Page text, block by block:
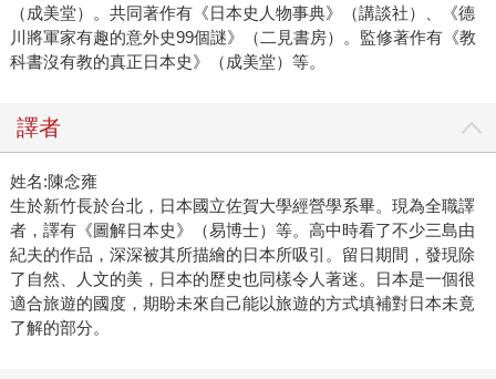
（成美堂）。共同著作有《日本史人物事典》（講談社）、《德
川將軍家有趣的意外史99個謎》（二見書房）。監修著作有《教
科書沒有教的真正日本史》（成美堂）等。
譯者
姓名:陳念雍
生於新竹長於台北，日本國立佐賀大學經營學系畢。現為全職譯
者，譯有《圖解日本史》（易博士）等。高中時看了不少三島由
紀夫的作品，深深被其所描繪的日本所吸引。留日期間，發現除
了自然、人文的美，日本的歷史也同樣令人著迷。日本是一個很
適合旅遊的國度，期盼未來自己能以旅遊的方式填補對日本未竟
了解的部分。